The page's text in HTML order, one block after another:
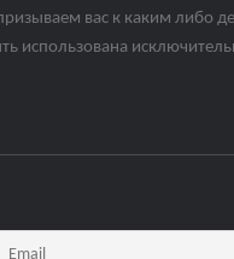
вас к каким либо
использована